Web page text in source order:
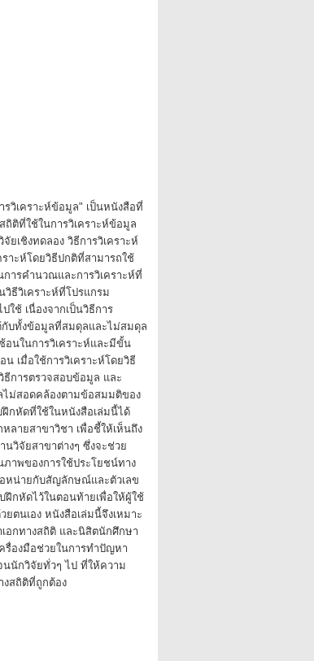
วิเคราะห์ข้อมูล" เป็นหนังสือที่
ติที่ใช้ในการวิเคราะห์ข้อมูล
ยเชิงทดลอง วิธีการวิเคราะห์
าะห์โดยวิธีปกติที่สามารถใช้
การคำนวณและการวิเคราะห์ที่
วิธีวิเคราะห์ที่โปรแกรม
ใช้ เนื่องจากเป็นวิธีการ
กับทั้งข้อมูลที่สมดุลและไม่สมดุล
นในการวิเคราะห์และมีขั้น
เมื่อใช้การวิเคราะห์โดยวิธี
ธีการตรวจสอบข้อมูล และ
ไม่สอดคล้องตามข้อสมมติของ
ฝึกหัดที่ใช้ในหนังสือเล่มนี้ได้
ลายสาขาวิชา เพื่อชี้ให้เห็นถึง
วิจัยสาขาต่างๆ ซึ่งจะช่วย
าพของการใช้ประโยชน์ทาง
หน่ายกับสัญลักษณ์และตัวเลข
กหัดไว้ในตอนท้ายเพื่อให้ผู้ใช้
ตนเอง หนังสือเล่มนี้จึงเหมาะ
อกทางสถิติ และนิสิตนักศึกษา
รื่องมือช่วยในการทำปัญหา
นักวิจัยทั่วๆ ไป ที่ให้ความ
งสถิติที่ถูกต้อง